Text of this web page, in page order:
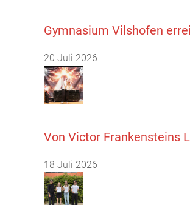
Gymnasium Vilshofen
20 Juli 2026
Von Victor Frankensteins
18 Juli 2026